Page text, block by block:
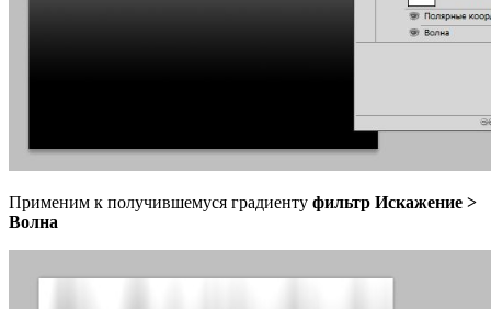
Применим к получившемуся градиенту фильтр Искажение >
Волна